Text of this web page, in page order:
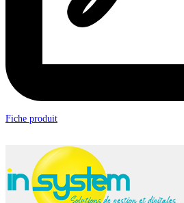
Fiche produit